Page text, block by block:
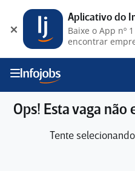
Ops! Esta vaga
Tente
Aplicativo do
Baixe o App nº
encontrar